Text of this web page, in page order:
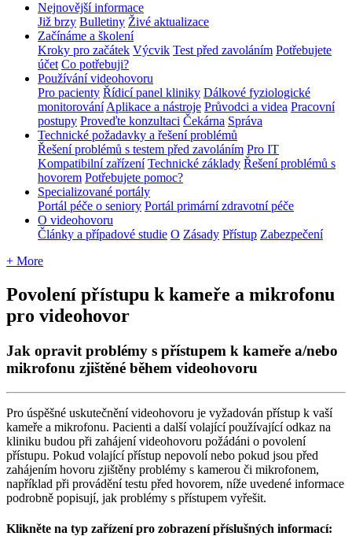
Nejnovější informace
Již brzy Bulletiny Živé aktualizace
Začínáme a školení
Kroky pro začátek Výcvik Test před zavoláním Potřebujete
účet Co potřebuji?
Používání videohovoru
Pro pacienty Řídicí panel kliniky Dálkové fyziologické
monitorování Aplikace a nástroje Průvodci a videa Pracovní
postupy Proveďte konzultaci Čekárna Správa
Technické požadavky a řešení problémů
Řešení problémů s testem před zavoláním Pro IT
Kompatibilní zařízení Technické základy Řešení problémů s
hovorem Potřebujete pomoc?
Specializované portály
Portál péče o seniory Portál primární zdravotní péče
O videohovoru
Články a případové studie O Zásady Přístup Zabezpečení
+ More
Povolení přístupu k kameře a mikrofonu
pro videohovor
Jak opravit problémy s přístupem k kameře a/nebo
mikrofonu zjištěné během videohovoru
Pro úspěšné uskutečnění videohovoru je vyžadován přístup k vaší
kameře a mikrofonu. Pacienti a další volající používající odkaz na
kliniku budou při zahájení videohovoru požádáni o povolení
přístupu. Pokud volající přístup nepovolí nebo pokud jsou před
zahájením hovoru zjištěny problémy s kamerou či mikrofonem,
například při provádění testu před hovorem, níže uvedené informace
podrobně popisují, jak problémy s přístupem vyřešit.
Klikněte na typ zařízení pro zobrazení příslušných informací: